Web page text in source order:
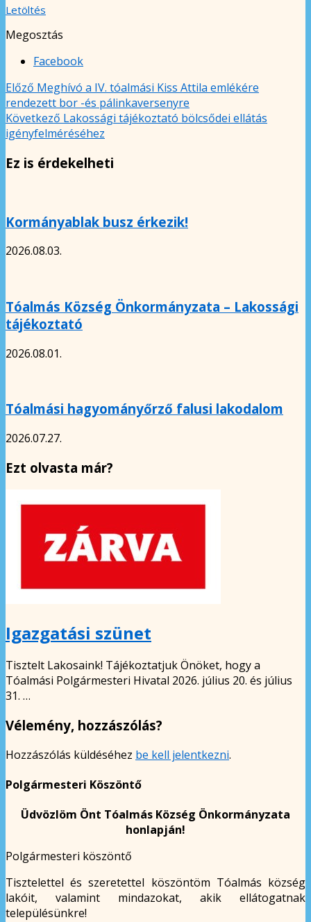
Letöltés
Megosztás
Facebook
Előző Meghívó a IV. tóalmási Kiss Attila emlékére
rendezett bor -és pálinkaversenyre
Következő Lakossági tájékoztató bölcsődei ellátás
igényfelméréséhez
Ez is érdekelheti
Kormányablak busz érkezik!
2026.08.03.
Tóalmás Község Önkormányzata – Lakossági
tájékoztató
2026.08.01.
Tóalmási hagyományőrző falusi lakodalom
2026.07.27.
Ezt olvasta már?
Igazgatási szünet
Tisztelt Lakosaink! Tájékoztatjuk Önöket, hogy a
Tóalmási Polgármesteri Hivatal 2026. július 20. és július
31. …
Vélemény, hozzászólás?
Hozzászólás küldéséhez be kell jelentkezni.
Polgármesteri Köszöntő
Üdvözlöm Önt Tóalmás Község Önkormányzata
honlapján!
Polgármesteri köszöntő
Tisztelettel és szeretettel köszöntöm Tóalmás község
lakóit, valamint mindazokat, akik ellátogatnak
településünkre!